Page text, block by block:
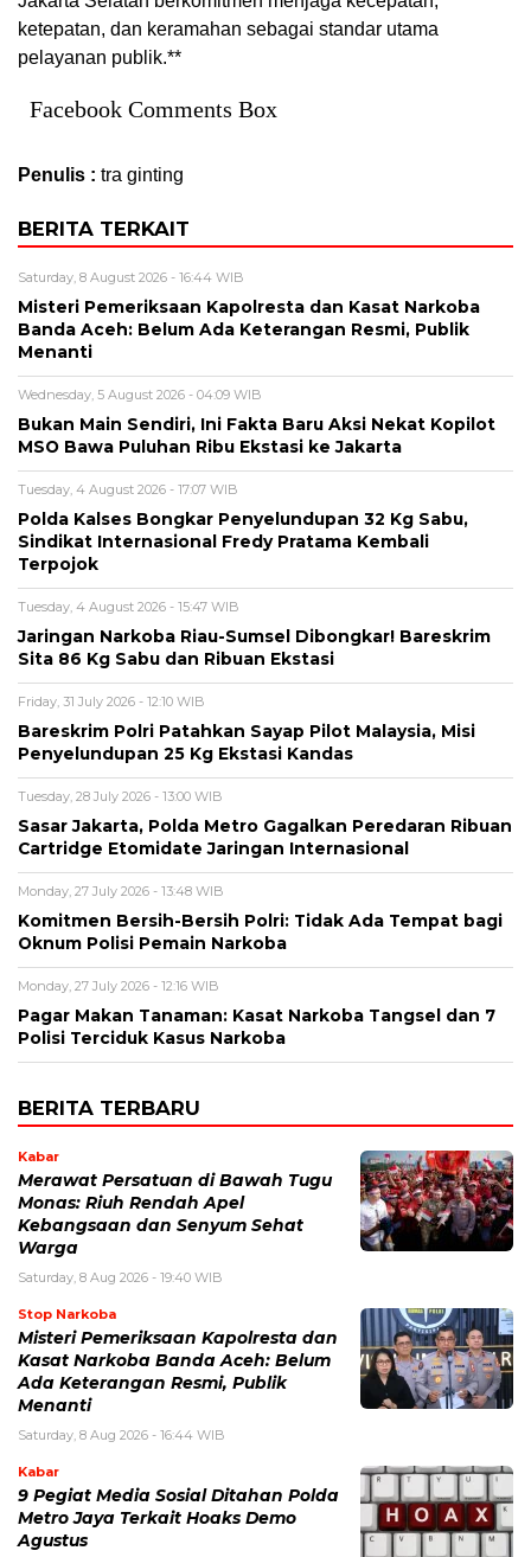
ketepatan, dan keramahan sebagai standar utama
pelayanan publik.**
Facebook Comments Box
Penulis : tra ginting
BERITA TERKAIT
Saturday, 8 August 2026 - 16:44 WIB
Misteri Pemeriksaan Kapolresta dan Kasat Narkoba
Banda Aceh: Belum Ada Keterangan Resmi, Publik
Menanti
Wednesday, 5 August 2026 - 04:09 WIB
Bukan Main Sendiri, Ini Fakta Baru Aksi Nekat Kopilot
MSO Bawa Puluhan Ribu Ekstasi ke Jakarta
Tuesday, 4 August 2026 - 17:07 WIB
Polda Kalses Bongkar Penyelundupan 32 Kg Sabu,
Sindikat Internasional Fredy Pratama Kembali
Terpojok
Tuesday, 4 August 2026 - 15:47 WIB
Jaringan Narkoba Riau-Sumsel Dibongkar! Bareskrim
Sita 86 Kg Sabu dan Ribuan Ekstasi
Friday, 31 July 2026 - 12:10 WIB
Bareskrim Polri Patahkan Sayap Pilot Malaysia, Misi
Penyelundupan 25 Kg Ekstasi Kandas
Tuesday, 28 July 2026 - 13:00 WIB
Sasar Jakarta, Polda Metro Gagalkan Peredaran Ribuan
Cartridge Etomidate Jaringan Internasional
Monday, 27 July 2026 - 13:48 WIB
Komitmen Bersih-Bersih Polri: Tidak Ada Tempat bagi
Oknum Polisi Pemain Narkoba
Monday, 27 July 2026 - 12:16 WIB
Pagar Makan Tanaman: Kasat Narkoba Tangsel dan 7
Polisi Terciduk Kasus Narkoba
BERITA TERBARU
Kabar
Merawat Persatuan di Bawah Tugu
Monas: Riuh Rendah Apel
Kebangsaan dan Senyum Sehat
Warga
Saturday, 8 Aug 2026 - 19:40 WIB
Stop Narkoba
Misteri Pemeriksaan Kapolresta dan
Kasat Narkoba Banda Aceh: Belum
Ada Keterangan Resmi, Publik
Menanti
Saturday, 8 Aug 2026 - 16:44 WIB
Kabar
9 Pegiat Media Sosial Ditahan Polda
Metro Jaya Terkait Hoaks Demo
Agustus